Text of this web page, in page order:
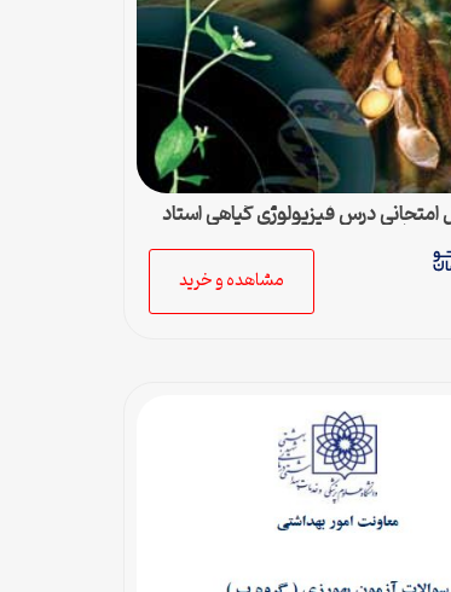
امتحانی درس فیزیولوژی گیاهی استاد
زاده
مشاهده و خرید